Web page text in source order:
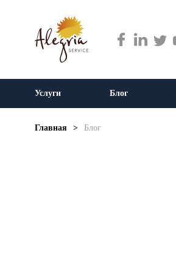
Услуги Блог
Главная > Блог